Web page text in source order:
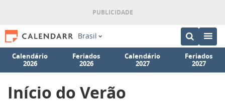
Brasil
Calendário
2026
Feriados
2026
Calendário
2027
Feriados
2027
Início do Verão